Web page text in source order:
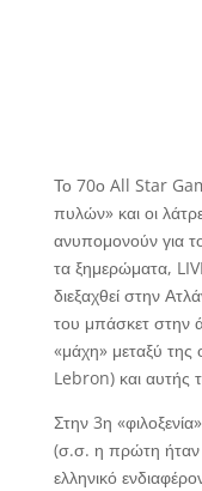
Το 70ο All Star
πυλών» και οι
ανυπομονούν για
τα ξημερώματα,
διεξαχθεί στην
του μπάσκετ στην
«μάχη» μεταξύ
Lebron) και αυτής
Στην 3η
(σ.σ. η πρώτη ήταν
ελληνικό